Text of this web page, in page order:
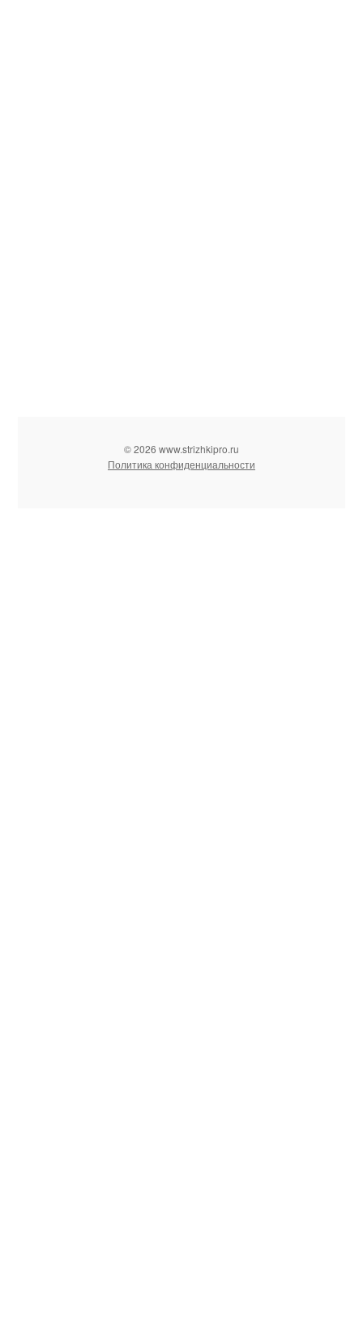
© 2026 www.strizhkipro.ru
Политика конфиденциальности